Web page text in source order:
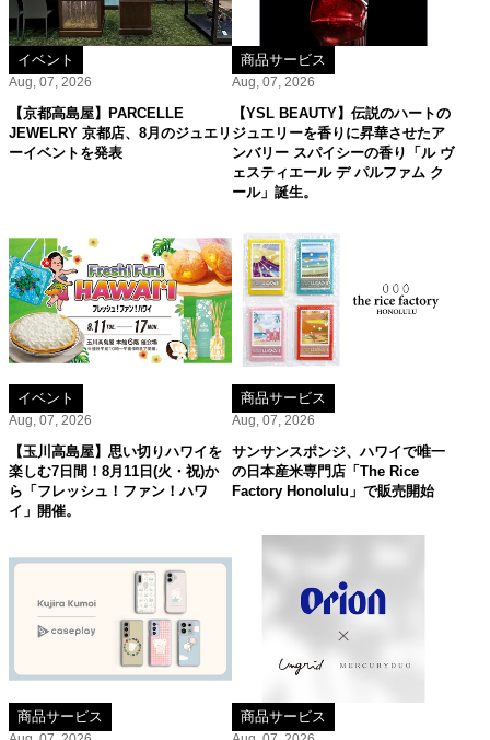
イベント
Aug, 07, 2026
【京都高島屋】PARCELLE
JEWELRY 京都店、8月のジュエリ
ーイベントを発表
商品サービス
Aug, 07, 2026
【YSL BEAUTY】伝説のハートの
ジュエリーを香りに昇華させたア
ンバリー スパイシーの香り「ル ヴ
ェスティエール デ パルファム ク
ール」誕生。
イベント
Aug, 07, 2026
【玉川高島屋】思い切りハワイを
楽しむ7日間！8月11日(火・祝)か
ら「フレッシュ！ファン！ハワ
イ」開催。
商品サービス
Aug, 07, 2026
サンサンスポンジ、ハワイで唯一
の日本産米専門店「The Rice
Factory Honolulu」で販売開始
商品サービス 商品サービス